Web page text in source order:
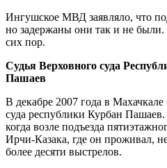
Ингушское МВД заявляло, что
но задержаны они так и не были.
сих пор.
Судья Верховного суда
Пашаев
В декабре 2007 года в
суда республики Курбан
когда возле подъезда
Ирчи-Казака, где он проживал,
более десяти выстрелов.